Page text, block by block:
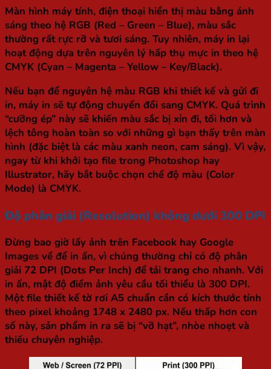
Màn hình máy tính, điện thoại hiển thị màu bằng ánh
sáng theo hệ RGB (Red – Green – Blue), màu sắc
thường rất rực rỡ và tươi sáng. Tuy nhiên, máy in lại
hoạt động dựa trên nguyên lý hấp thụ mực in theo hệ
CMYK (Cyan – Magenta – Yellow – Key/Black).
Nếu bạn để nguyên hệ màu RGB khi thiết kế và gửi đi
in, máy in sẽ tự động chuyển đổi sang CMYK. Quá trình
“cưỡng ép” này sẽ khiến màu sắc bị xỉn đi, tối hơn và
lệch tông hoàn toàn so với những gì bạn thấy trên màn
hình (đặc biệt là các màu xanh neon, cam sáng). Vì vậy,
ngay từ khi khởi tạo file trong Photoshop hay
Illustrator, hãy bắt buộc chọn chế độ màu (Color
Mode) là CMYK.
Độ phân giải (Resolution) không dưới 300 DPI
Đừng bao giờ lấy ảnh trên Facebook hay Google
Images về để in ấn, vì chúng thường chỉ có độ phân
giải 72 DPI (Dots Per Inch) để tải trang cho nhanh. Với
in ấn, mật độ điểm ảnh yêu cầu tối thiểu là 300 DPI.
Một file thiết kế tờ rơi A5 chuẩn cần có kích thước tính
theo pixel khoảng 1748 x 2480 px. Nếu thấp hơn con
số này, sản phẩm in ra sẽ bị “vỡ hạt”, nhòe nhoẹt và
thiếu chuyên nghiệp.